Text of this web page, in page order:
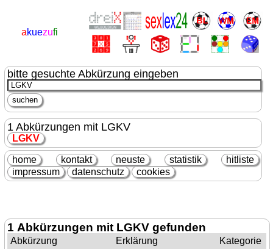
akuezufi
bitte gesuchte Abkürzung eingeben
1 Abkürzungen mit LGKV
LGKV
home kontakt neuste statistik
hitliste
impressum
datenschutz cookies
1 Abkürzungen mit LGKV gefunden
Abkürzung Erklärung Kategorie